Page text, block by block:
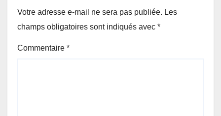
Votre adresse e-mail ne sera pas publiée. Les
champs obligatoires sont indiqués avec *
Commentaire *